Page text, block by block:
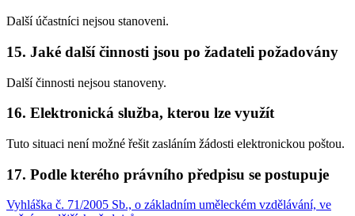
Další účastníci nejsou stanoveni.
15. Jaké další činnosti jsou po žadateli požadovány
Další činnosti nejsou stanoveny.
16. Elektronická služba, kterou lze využít
Tuto situaci není možné řešit zasláním žádosti elektronickou poštou.
17. Podle kterého právního předpisu se postupuje
Vyhláška č. 71/2005 Sb., o základním uměleckém vzdělávání, ve